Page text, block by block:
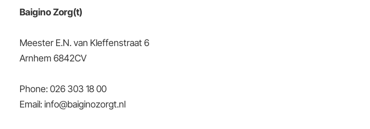
Baigino Zorg(t)
Meester E.N. van Kleffenstraat 6
Arnhem 6842CV
Phone:026 303 18 00
Email:info@baiginozorgt.nl